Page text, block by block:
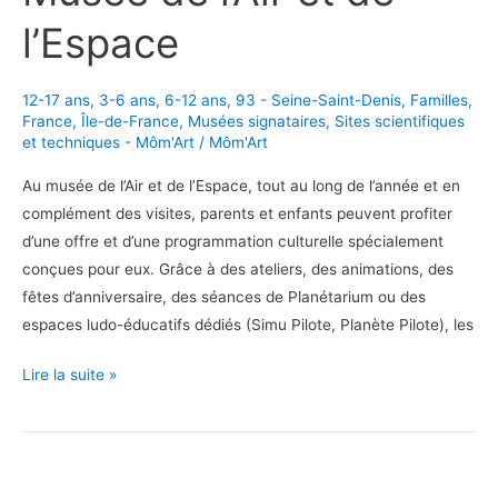
l’Espace
12-17 ans, 3-6 ans, 6-12 ans, 93 - Seine-Saint-Denis, Familles,
France, Île-de-France, Musées signataires, Sites scientifiques
et techniques - Môm'Art / Môm'Art
Au musée de l’Air et de l’Espace, tout au long de l’année et en
complément des visites, parents et enfants peuvent profiter
d’une offre et d’une programmation culturelle spécialement
conçues pour eux. Grâce à des ateliers, des animations, des
fêtes d’anniversaire, des séances de Planétarium ou des
espaces ludo-éducatifs dédiés (Simu Pilote, Planète Pilote), les
Musée
l’Air
Lire la suite »